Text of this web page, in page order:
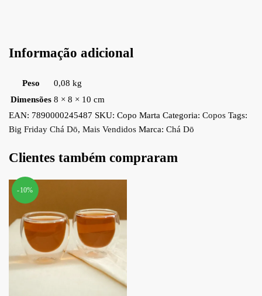
Informação adicional
Peso
0,08 kg
Dimensões 8 × 8 × 10 cm
EAN: 7890000245487 SKU: Copo Marta Categoria: Copos Tags:
Big Friday Chá Dō, Mais Vendidos Marca: Chá Dō
Clientes também compraram
-10%